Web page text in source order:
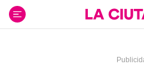
contenido